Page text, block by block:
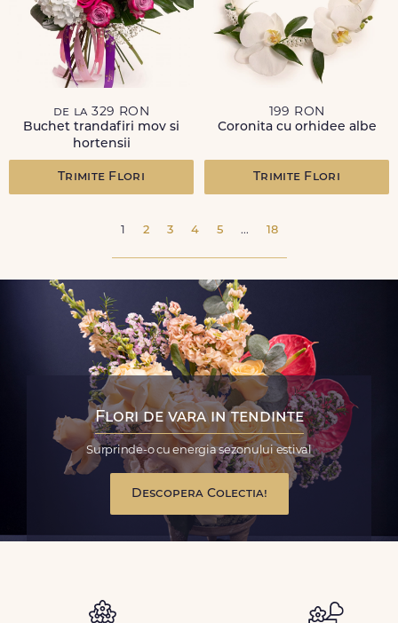
de la 329 RON
Buchet trandafiri mov si
hortensii
Trimite Flori
199 RON
Coronita cu orhidee albe
Trimite Flori
1 2 3 4 5 ... 18
Flori de vara in tendinte
Surprinde-o cu energia sezonului estival
Descopera Colectia!